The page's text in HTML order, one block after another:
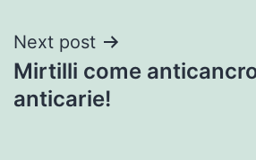
Next post
Mirtilli come
anticarie!